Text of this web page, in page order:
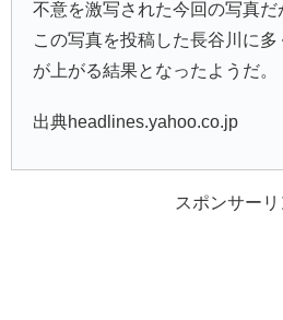
不意を激写された今回の写真だ
この写真を投稿した長谷川に
が上がる結果となったようだ。
出典headlines.yahoo.co.jp
スポンサーリ